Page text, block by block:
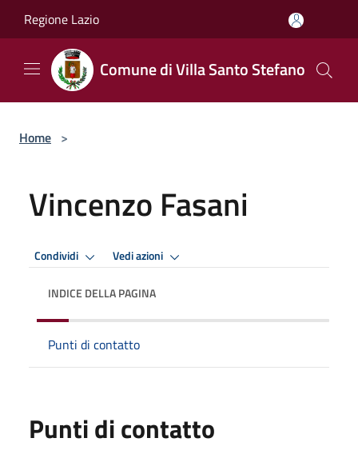
Regione Lazio
Comune di Villa Santo Stefano
Home >
Vincenzo Fasani
Condividi Vedi azioni
INDICE DELLA PAGINA
Punti di contatto
Punti di contatto